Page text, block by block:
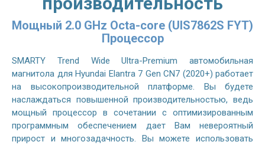
Мощный 2.0 GHz Octa-core (UIS7862S FYT)
Процессор
SMARTY Trend Wide Ultra-Premium автомобильная
магнитола для Hyundai Elantra 7 Gen CN7 (2020+) работает
на высокопроизводительной платформе. Вы будете
наслаждаться повышенной производительностью, ведь
мощный процессор в сочетании с оптимизированным
программным обеспечением дает Вам невероятный
прирост и многозадачность. Вы можете использовать